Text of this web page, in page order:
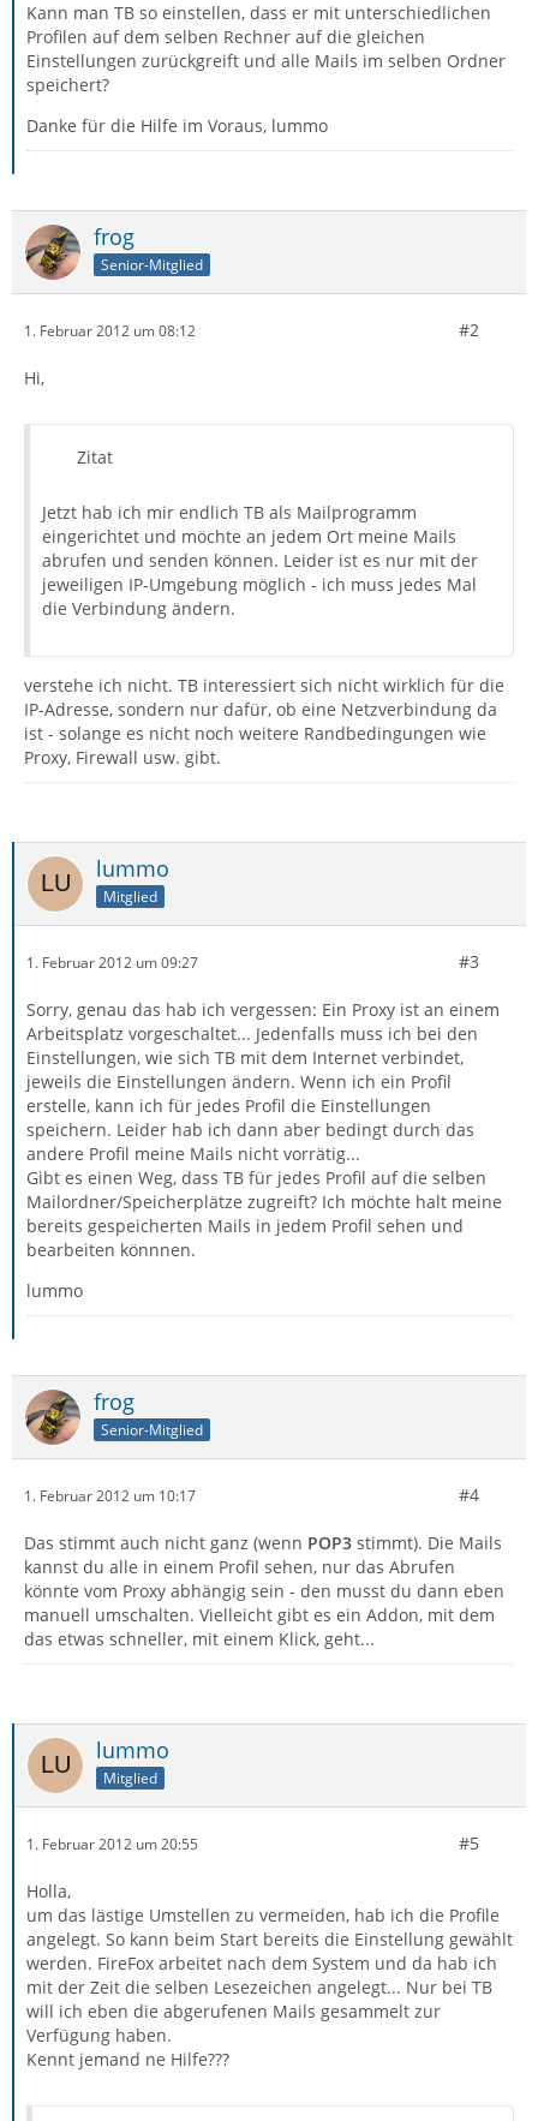
Kann man TB so einstellen, dass er mit unterschiedlichen
Profilen auf dem selben Rechner auf die gleichen
Einstellungen zurückgreift und alle Mails im selben Ordner
speichert?
Danke für die Hilfe im Voraus, lummo
frog
Senior-Mitglied
1. Februar 2012 um 08:12 #2
Hi,
Zitat
Jetzt hab ich mir endlich TB als Mailprogramm
eingerichtet und möchte an jedem Ort meine Mails
abrufen und senden können. Leider ist es nur mit der
jeweiligen IP-Umgebung möglich - ich muss jedes Mal
die Verbindung ändern.
verstehe ich nicht. TB interessiert sich nicht wirklich für die
IP-Adresse, sondern nur dafür, ob eine Netzverbindung da
ist - solange es nicht noch weitere Randbedingungen wie
Proxy, Firewall usw. gibt.
lummo
Mitglied
1. Februar 2012 um 09:27 #3
Sorry, genau das hab ich vergessen: Ein Proxy ist an einem
Arbeitsplatz vorgeschaltet... Jedenfalls muss ich bei den
Einstellungen, wie sich TB mit dem Internet verbindet,
jeweils die Einstellungen ändern. Wenn ich ein Profil
erstelle, kann ich für jedes Profil die Einstellungen
speichern. Leider hab ich dann aber bedingt durch das
andere Profil meine Mails nicht vorrätig...
Gibt es einen Weg, dass TB für jedes Profil auf die selben
Mailordner/Speicherplätze zugreift? Ich möchte halt meine
bereits gespeicherten Mails in jedem Profil sehen und
bearbeiten könnnen.
lummo
frog
Senior-Mitglied
1. Februar 2012 um 10:17 #4
Das stimmt auch nicht ganz (wenn POP3 stimmt). Die Mails
kannst du alle in einem Profil sehen, nur das Abrufen
könnte vom Proxy abhängig sein - den musst du dann eben
manuell umschalten. Vielleicht gibt es ein Addon, mit dem
das etwas schneller, mit einem Klick, geht...
lummo
Mitglied
1. Februar 2012 um 20:55 #5
Holla,
um das lästige Umstellen zu vermeiden, hab ich die Profile
angelegt. So kann beim Start bereits die Einstellung gewählt
werden. FireFox arbeitet nach dem System und da hab ich
mit der Zeit die selben Lesezeichen angelegt... Nur bei TB
will ich eben die abgerufenen Mails gesammelt zur
Verfügung haben.
Kennt jemand ne Hilfe???